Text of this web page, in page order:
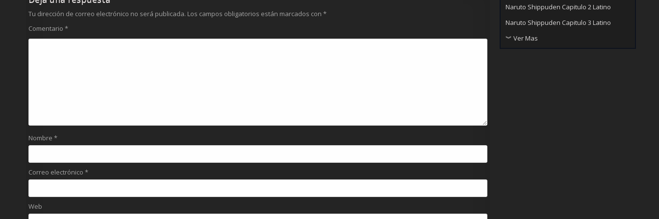
Tu dirección de correo electrónico no será publicada. Los campos obligatorios están marcados con*
Comentario*
Nombre*
Correo electrónico*
Web
Naruto Shippuden Capitulo 2 Latino
Naruto Shippuden Capitulo 3 Latino
︾ Ver Mas